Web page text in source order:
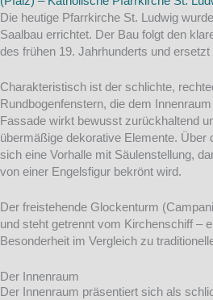
Die heutige Pfarrkirche St. Ludwig
Saalbau errichtet. Der Bau folgt den
des frühen 19. Jahrhunderts und
Charakteristisch ist der schlichte,
Rundbogenfenstern, die dem
Fassade wirkt bewusst zurückhaltend
übermäßige dekorative Elemente. Über
sich eine Vorhalle mit Säulenstellung,
von einer Engelsfigur bekrönt wird.
Der freistehende Glockenturm
und steht getrennt vom Kirchenschiff –
Besonderheit im Vergleich zu
Der Innenraum
Der Innenraum präsentiert sich als